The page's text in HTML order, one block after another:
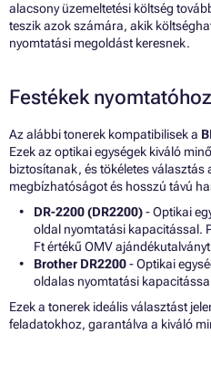
alacsony üzemeltetési költség
teszik azok számára, akik
nyomtatási megoldást keresnek.
Festékek nyomtatóhoz
Az alábbi tonerek kompatibilisek a
Ezek az optikai egységek kiváló
biztosítanak, és tökéletes választás
megbízhatóságot és hosszú távú
DR-2200 (DR2200)- Optikai
oldal nyomtatási kapacitással.
Ft értékű OMV
Brother DR2200- Optikai
oldalas nyomtatási
Ezek a tonerek ideális választást
feladatokhoz, garantálva a kiváló